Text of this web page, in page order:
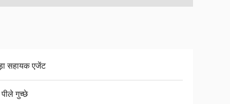
सहायक एजेंट
पीले गुच्छे